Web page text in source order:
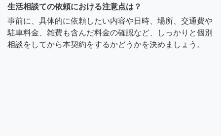
生活相談ての依頼における注意点は？
事前に、具体的に依頼したい内容や日時、場所、交通費や
駐車料金、雑費も含んだ料金の確認など、しっかりと個別
相談をしてから本契約をするかどうかを決めましょう。